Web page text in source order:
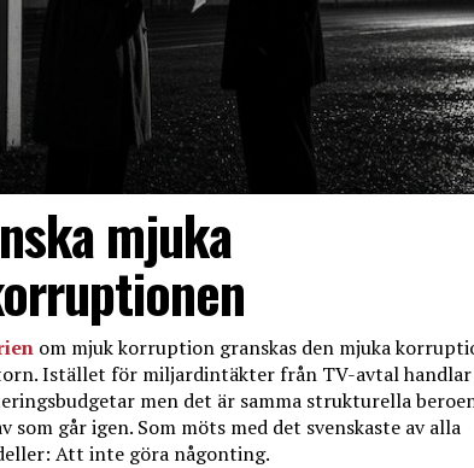
mjuka
om mjuk korruption granskas den mjuka
Istället för miljardintäkter från TV-avtal handlar
men det är samma strukturella
som går igen. Som möts med det svenskaste av alla
Att inte göra någonting.